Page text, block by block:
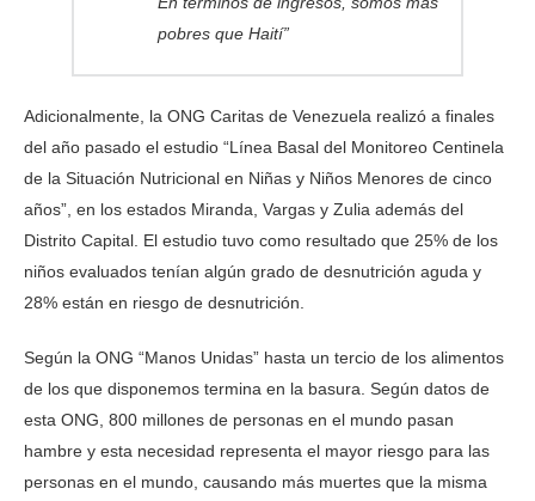
pobres que Haití”
Adicionalmente, la ONG Caritas de Venezuela realizó a finales
del año pasado el estudio “Línea Basal del Monitoreo Centinela
de la Situación Nutricional en Niñas y Niños Menores de cinco
años”, en los estados Miranda, Vargas y Zulia además del
Distrito Capital. El estudio tuvo como resultado que 25% de los
niños evaluados tenían algún grado de desnutrición aguda y
28% están en riesgo de desnutrición.
Según la ONG “Manos Unidas” hasta un tercio de los alimentos
de los que disponemos termina en la basura. Según datos de
esta ONG, 800 millones de personas en el mundo pasan
hambre y esta necesidad representa el mayor riesgo para las
personas en el mundo, causando más muertes que la misma